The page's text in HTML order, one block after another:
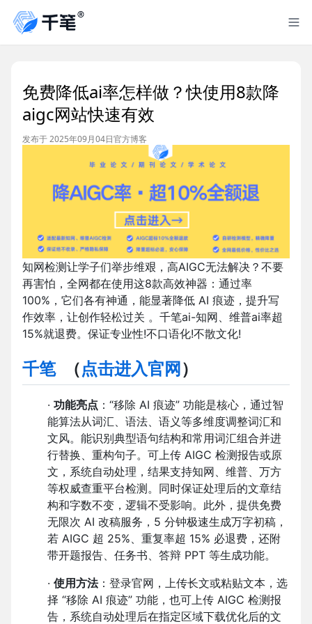
免费降低ai率怎样做？快使用8款降
aigc网站快速有效
发布于 2025年09月04日官方博客
知网检测让学子们举步维艰，高AIGC无法解决？不要
再害怕，全网都在使用这8款高效神器：通过率
100%，它们各有神通，能显著降低 AI 痕迹，提升写
作效率，让创作轻松过关 。千笔ai-知网、维普ai率超
15%就退费。保证专业性!不口语化!不散文化!
千笔（点击进入官网 ）
· 功能亮点 ：“移除 AI 痕迹” 功能是核心，通过智
能算法从词汇、语法、语义等多维度调整词汇和
文风。能识别典型语句结构和常用词汇组合并进
行替换、重构句子。可上传 AIGC 检测报告或原
文，系统自动处理，结果支持知网、维普、万方
等权威查重平台检测。同时保证处理后的文章结
构和字数不变，逻辑不受影响。此外，提供免费
无限次 AI 改稿服务，5 分钟极速生成万字初稿，
若 AIGC 超 25%、重复率超 15% 必退费，还附
带开题报告、任务书、答辩 PPT 等生成功能。
· 使用方法：登录官网，上传长文或粘贴文本，选
择 “移除 AI 痕迹” 功能，也可上传 AIGC 检测报
告，系统自动处理后在指定区域下载优化后的文